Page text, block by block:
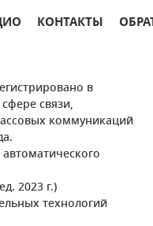
КОНТАКТЫ
в
связи,
коммуникаций
2023 г.)
технологий